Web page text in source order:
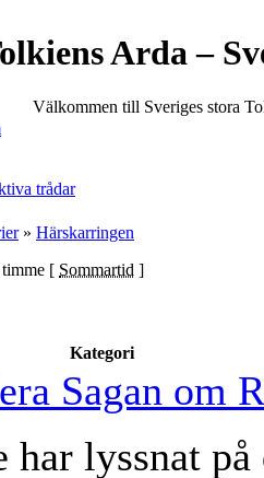
Arda –
Välkommen till Sveriges stora
trådar
» Härskarringen
[ Sommartid ]
Kategori
Sagan om
har lyssnat